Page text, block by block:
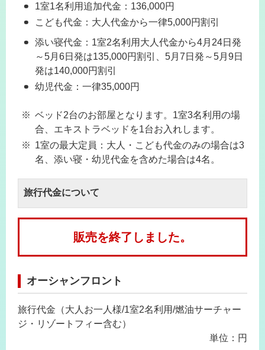
1室1名利用追加代金：136,000円
こども代金：大人代金から一律5,000円割引
添い寝代金：1室2名利用大人代金から4月24日発
～5月6日発は135,000円割引、5月7日発～5月9日
発は140,000円割引
幼児代金：一律35,000円
ベッド2台のお部屋となります。1室3名利用の場
合、エキストラベッドを1台お入れします。
1室の最大定員：大人・こども代金のみの場合は3
名、添い寝・幼児代金を含めた場合は4名。
旅行代金について
販売を終了しました。
オーシャンフロント
旅行代金（大人お一人様/1室2名利用/燃油サーチャー
ジ・リゾートフィー含む）
単位：円